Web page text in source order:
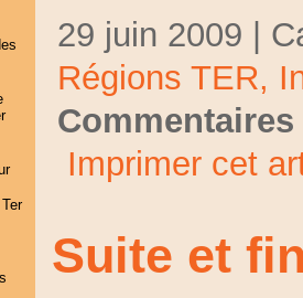
29 juin 2009 |
Régions TER,
Imprimer cet
Suite et